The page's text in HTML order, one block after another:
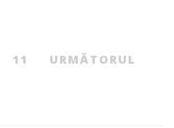
11 URMĂTORUL